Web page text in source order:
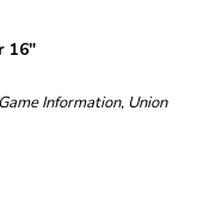
16"
Information, Union